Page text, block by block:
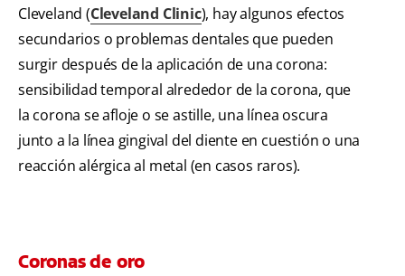
Cleveland (Cleveland Clinic), hay algunos efectos
secundarios o problemas dentales que pueden
surgir después de la aplicación de una corona:
sensibilidad temporal alrededor de la corona, que
la corona se afloje o se astille, una línea oscura
junto a la línea gingival del diente en cuestión o una
reacción alérgica al metal (en casos raros).
Coronas de oro